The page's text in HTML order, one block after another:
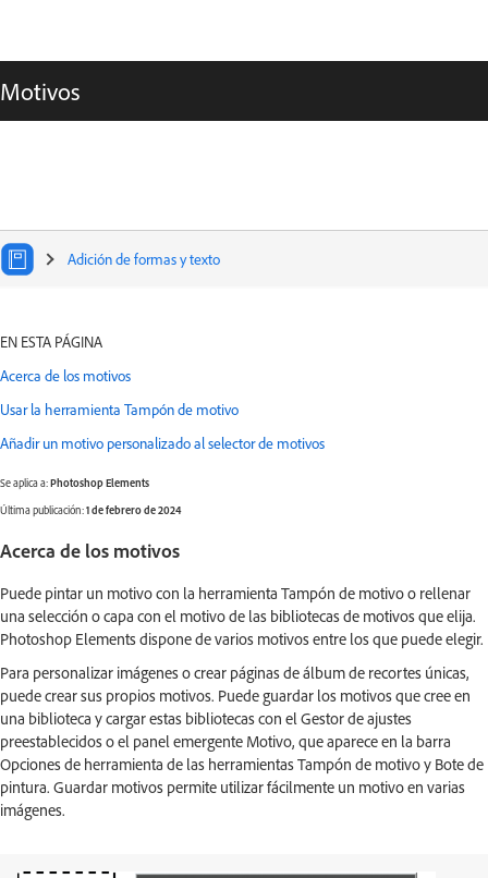
Motivos
Adición de formas y texto
EN ESTA PÁGINA
Acerca de los motivos
Usar la herramienta Tampón de motivo
Añadir un motivo personalizado al selector de motivos
Se aplica a:Photoshop Elements
Última publicación:1 de febrero de 2024
Acerca de los motivos
Puede pintar un motivo con la herramienta Tampón de motivo o rellenar
una selección o capa con el motivo de las bibliotecas de motivos que elija.
Photoshop Elements dispone de varios motivos entre los que puede elegir.
Para personalizar imágenes o crear páginas de álbum de recortes únicas,
puede crear sus propios motivos. Puede guardar los motivos que cree en
una biblioteca y cargar estas bibliotecas con el Gestor de ajustes
preestablecidos o el panel emergente Motivo, que aparece en la barra
Opciones de herramienta de las herramientas Tampón de motivo y Bote de
pintura. Guardar motivos permite utilizar fácilmente un motivo en varias
imágenes.